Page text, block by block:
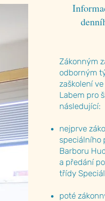
Zákonným
odborným
zaškolení
Labem pro
následující:
nejprve
speciálního
Barboru
a předání
třídy
poté